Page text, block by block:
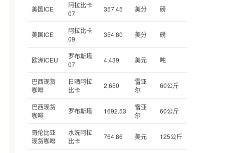
美国ICE
阿拉比卡
07
357.45 美分 磅
美国ICE
阿拉比卡
09
354.80 美分 磅
欧洲ICEU
罗布斯塔
07
4,439 美元 吨
巴西现货
咖啡
日晒阿拉
比卡
2,650
雷亚
尔
60公斤
巴西现货
咖啡
罗布斯塔 1692.53
雷亚
尔
60公斤
哥伦比亚
现货咖啡
水洗阿拉
比卡
764.86 美元 125公斤